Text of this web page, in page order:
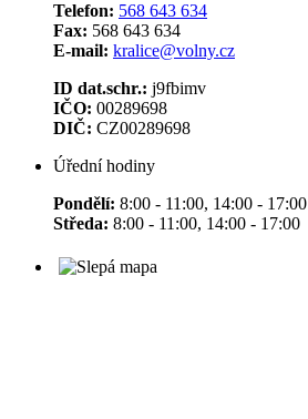
Telefon: 568 643 634
Fax: 568 643 634
E-mail: kralice@volny.cz
ID dat.schr.: j9fbimv
IČO: 00289698
DIČ: CZ00289698
Úřední hodiny
Pondělí: 8:00 - 11:00, 14:00 - 17:00
Středa: 8:00 - 11:00, 14:00 - 17:00